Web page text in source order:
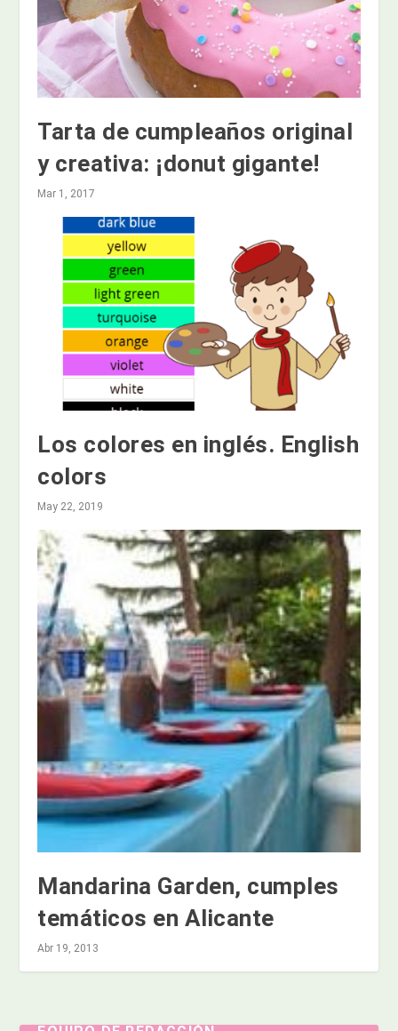
Tarta de cumpleaños original
y creativa: ¡donut gigante!
Mar 1, 2017
Los colores en inglés. English
colors
May 22, 2019
Mandarina Garden, cumples
temáticos en Alicante
Abr 19, 2013